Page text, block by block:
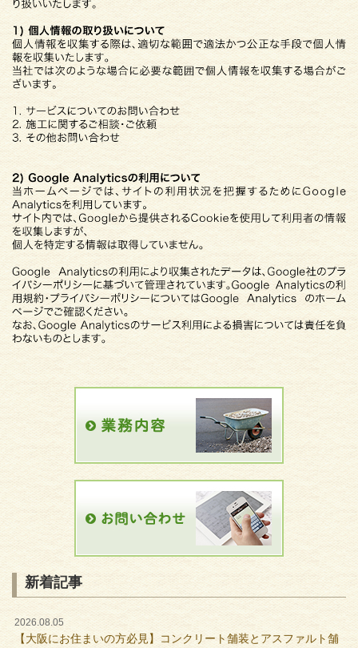
新着記事
2026.08.05
【大阪にお住まいの方必見】コンクリート舗装とアスファルト舗